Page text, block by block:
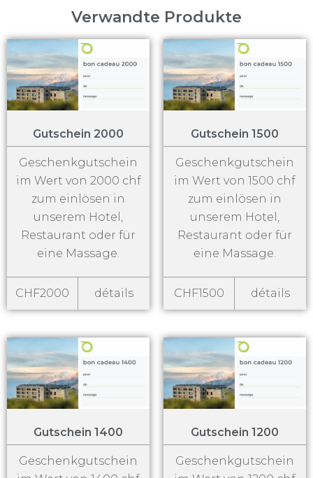
Verwandte Produkte
Gutschein 2000
Geschenkgutschein
im Wert von 2000 chf
zum einlösen in
unserem Hotel,
Restaurant oder für
eine Massage.
CHF2000 détails
Gutschein 1500
Geschenkgutschein
im Wert von 1500 chf
zum einlösen in
unserem Hotel,
Restaurant oder für
eine Massage.
CHF1500 détails
Gutschein 1400
Geschenkgutschein
Gutschein 1200
Geschenkgutschein